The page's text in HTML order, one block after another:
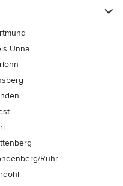
Unna
Ruhr